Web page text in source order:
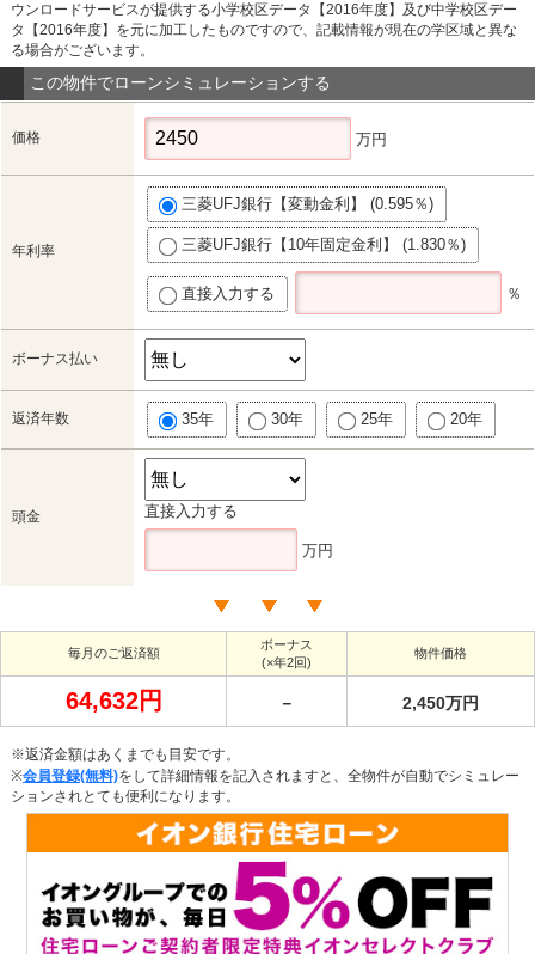
ウンロードサービスが提供する小学校区データ【2016年度】及び中学校区デー
タ【2016年度】を元に加工したものですので、記載情報が現在の学区域と異な
る場合がございます。
この物件でローンシミュレーションする
価格 万円
年利率
三菱UFJ銀行【変動金利】 (0.595％)
三菱UFJ銀行【10年固定金利】 (1.830％)
直接入力する ％
ボーナス払い
返済年数 35年 30年 25年 20年
頭金 直接入力する
万円
毎月のご返済額
ボーナス
(×年2回)
物件価格
64,632円 － 2,450万円
※返済金額はあくまでも目安です。
※会員登録(無料)をして詳細情報を記入されますと、全物件が自動でシミュレー
ションされとても便利になります。